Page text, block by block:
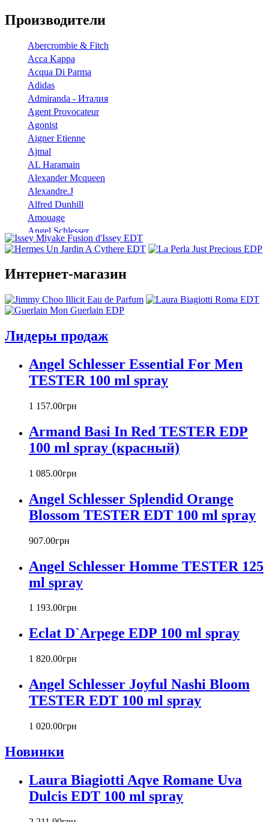
Производители
Abercrombie & Fitch
Acca Kappa
Acqua Di Parma
Adidas
Admiranda - Италия
Agent Provocateur
Agonist
Aigner Etienne
Ajmal
AL Haramain
Alexander Mcqueen
Alexandre.J
Alfred Dunhill
Amouage
Angel Schlesser
Anna Sui
Annick Goutal
Antonio Banderas
Aramis
Armaf
Atelier Cologne
Badgley Mischka
Baldinini
Banana Republic
Barex
Beyonce
Bill Blass
Biotherm
Blumarine
Bottega Veneta
Boucheron
Bourjois
Britney Spears
Bruno Banani
Burberry
Bvlgari
Byblos
Calvin Klein
Canali
Carla Fracci
Carolina Herrera
Caron
Cartier
Chanel
Chloe
Chopard
Christian Audigier
Christian Dior
Интернет-магазин
Лидеры продаж
Angel Schlesser Essential For Men
TESTER 100 ml spray
1 157.00грн
Armand Basi In Red TESTER EDP
100 ml spray (красный)
1 085.00грн
Angel Schlesser Splendid Orange
Blossom TESTER EDT 100 ml spray
907.00грн
Angel Schlesser Homme TESTER 125
ml spray
1 193.00грн
Eclat D`Arpege EDP 100 ml spray
1 820.00грн
Angel Schlesser Joyful Nashi Bloom
TESTER EDT 100 ml spray
1 020.00грн
Новинки
Laura Biagiotti Aqve Romane Uva
Dulcis EDT 100 ml spray